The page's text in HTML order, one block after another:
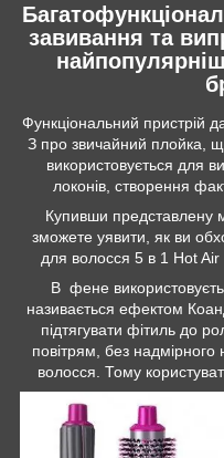
завивання та
Функціональний пристрій
З про звичайний плойка,
використовується для
локонів, створення
Купивши представлену
зможете уявити, як ви
для волосся 5 в 1 Hot
В фене
називається ефектом
підтягувати фітиль до
повітрям, без
волосся. Тому